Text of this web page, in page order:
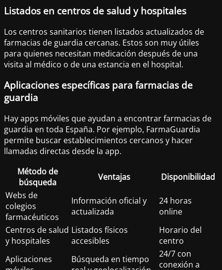
Listados en centros de salud y hospitales
Los centros sanitarios tienen listados actualizados de
farmacias de guardia cercanas. Estos son muy útiles
para quienes necesitan medicación después de una
visita al médico o de una estancia en el hospital.
Aplicaciones específicas para farmacias de
guardia
Hay apps móviles que ayudan a encontrar farmacias de
guardia en toda España. Por ejemplo, FarmaGuardia
permite buscar establecimientos cercanos y hacer
llamadas directas desde la app.
Método de
búsqueda
Ventajas
Disponibilidad
Webs de
colegios
farmacéuticos
Información oficial y
actualizada
24 horas
online
Centros de salud
y hospitales
Listados físicos
accesibles
Horario del
centro
Aplicaciones
Búsqueda en tiempo
24/7 con
conexión a